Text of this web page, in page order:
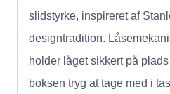
slidstyrke, inspireret af
designtradition.
holder låget sikkert på
boksen tryg at tage med i